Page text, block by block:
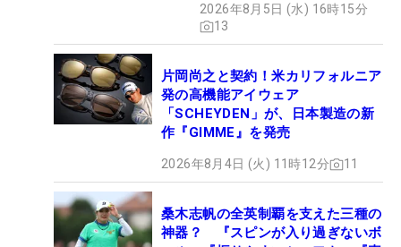
2026年8月5日 (水) 16時15分
13
片岡尚之と契約！米カリフォルニア
発の高機能アイウェア
「SCHEYDEN」が、日本製造の新
作『GIMME』を発売
2026年8月4日 (火) 11時12分 11
桑木志帆の全英制覇を支えた三種の
神器？ 『スピンが入り過ぎないボ